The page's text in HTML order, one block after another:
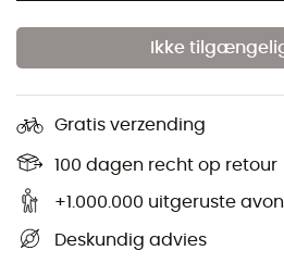
Ikke
Gratis verzending
100 dagen recht op retour
+1.000.000 uitgeruste
Deskundig advies